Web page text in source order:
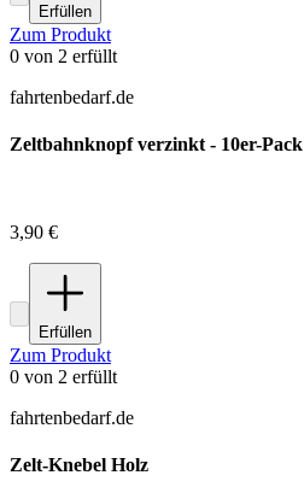
Erfüllen
Zum Produkt
0 von 2 erfüllt
fahrtenbedarf.de
Zeltbahnknopf verzinkt - 10er-Pack
3,90 €
Erfüllen
Zum Produkt
0 von 2 erfüllt
fahrtenbedarf.de
Zelt-Knebel Holz